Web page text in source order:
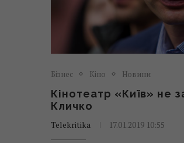
Бізнес Кіно Новини
Кінотеатр «Київ» не
Кличко
Telekritika 17.01.2019 10:55